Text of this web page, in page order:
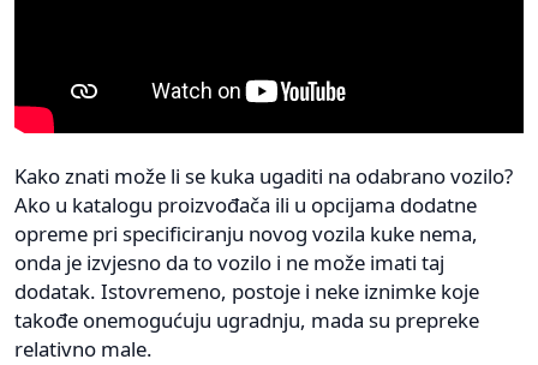
Kako znati može li se kuka ugaditi na odabrano vozilo?
Ako u katalogu proizvođača ili u opcijama dodatne
opreme pri specificiranju novog vozila kuke nema,
onda je izvjesno da to vozilo i ne može imati taj
dodatak. Istovremeno, postoje i neke iznimke koje
takođe onemogućuju ugradnju, mada su prepreke
relativno male.